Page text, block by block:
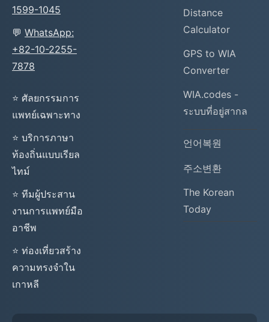
1599-1045
💬 WhatsApp:
+82-10-2255-
7878
⭐ ศัลยกรรมการ
แพทย์เฉพาะทาง
⭐ บริการภาษา
ท้องถิ่นแบบเรียล
ไทม์
⭐ ทีมผู้ประสาน
งานการแพทย์มือ
อาชีพ
⭐ ท่องเที่ยวสร้าง
ความทรงจำใน
เกาหลี
Distance
Calculator
GPS to WIA
Converter
WIA.codes -
ระบบที่อยู่สากล
언어복원
주소변환
The Korean
Today